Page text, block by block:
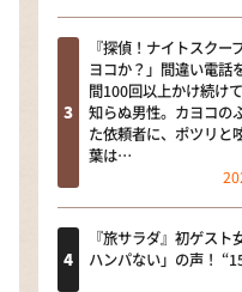
『探偵！ナイトスクー
ヨコか？」間違い電話
間100回以上かけ続け
知らぬ男性。カヨコの
た依頼者に、ポツリと
葉は…
『旅サラダ』初ゲス
ハンパない」の声！